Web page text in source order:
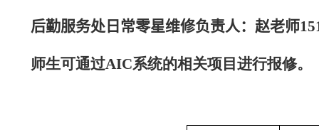
后勤服务处日常零星维修负责人：赵老师
师生可通过AIC系统的相关项目进行报修。